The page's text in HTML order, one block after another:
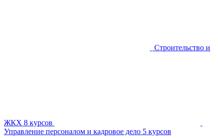
Строительство и
ЖКХ 8 курсов
Управление персоналом и кадровое дело 5 курсов